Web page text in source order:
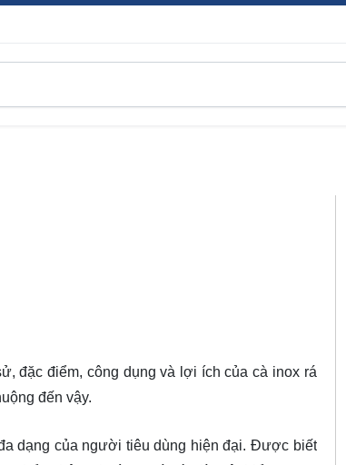
đặc điểm, công dụng và lợi ích của cà inox rá
đến vậy.
dạng của người tiêu dùng hiện đại. Được biết